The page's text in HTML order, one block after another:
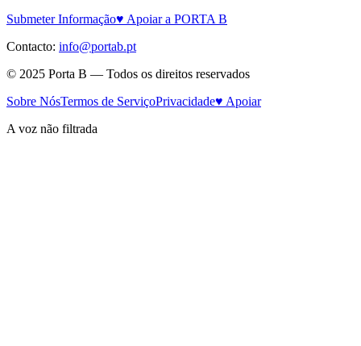
Submeter Informação♥ Apoiar a PORTA B
Contacto: info@portab.pt
© 2025 Porta B — Todos os direitos reservados
Sobre NósTermos de ServiçoPrivacidade♥ Apoiar
A voz não filtrada